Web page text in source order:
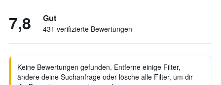
7,8 Gut
431 verifizierte Bewertungen
Keine Bewertungen gefunden. Entferne einige Filter,
ändere deine Suchanfrage oder lösche alle Filter, um dir